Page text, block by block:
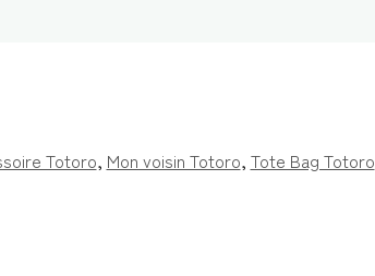
Totoro, Mon voisin Totoro, Tote Bag Totoro